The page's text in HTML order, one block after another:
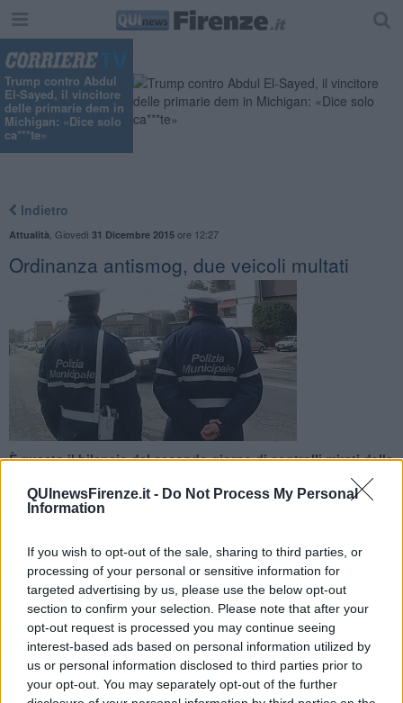
QUInewsFirenze.it - Do Not Process My Personal
Information
If you wish to opt-out of the sale, sharing to third parties, or
processing of your personal or sensitive information for
targeted advertising by us, please use the below opt-out
section to confirm your selection. Please note that after your
opt-out request is processed you may continue seeing
interest-based ads based on personal information utilized by
us or personal information disclosed to third parties prior to
your opt-out. You may separately opt-out of the further
Trump contro Abdul
El-Sayed, il vincitore
delle primarie dem in
Michigan: «Dice solo
ca***te»
Indietro
Attualità Giovedì 31 Dicembre 2015ore 12:27
​Ordinanza antismog, due veicoli multati
È questo il bilancio del secondo giorno di controlli mirati della
Polizia Municipale. In totale da ieri sono stati 297 i veicoli
sottoposti a verifica
FIRENZE — Due veicoli sanzionati per violazione dell’ordinanza
anti smog. È questo il bilancio del secondo giorno di controlli mirati
della Polizia Municipale. In totale da ieri sono stati 297 i veicoli
sottoposti a verifica. Per quanto riguarda i veicoli multati per
violazione dell’ordinanza anti smog, si tratta di un ciclomotore euro
1 e di un autocarro diesel sempre euro 1.